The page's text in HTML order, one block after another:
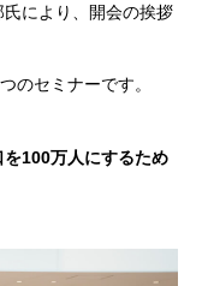
により、開会の挨拶
のセミナーです。
100万人にするため